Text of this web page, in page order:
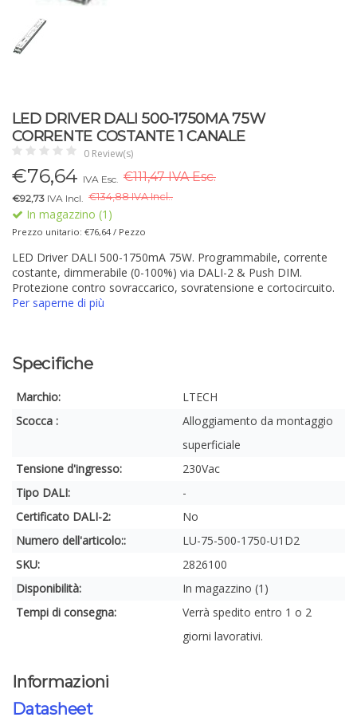
LED DRIVER DALI 500-1750MA 75W
CORRENTE COSTANTE 1 CANALE
0 Review(s)
€76,64 IVA Esc. €111,47 IVA Esc.
€92,73 IVA Incl. €134,88 IVA Incl..
In magazzino (1)
Prezzo unitario: €76,64 / Pezzo
LED Driver DALI 500-1750mA 75W. Programmabile, corrente
costante, dimmerabile (0-100%) via DALI-2 & Push DIM.
Protezione contro sovraccarico, sovratensione e cortocircuito.
Per saperne di più
Specifiche
Marchio:
LTECH
Scocca :
Alloggiamento da montaggio
superficiale
Tensione d'ingresso:
230Vac
Tipo DALI:
-
Certificato DALI-2:
No
Numero dell'articolo::
LU-75-500-1750-U1D2
SKU:
2826100
Disponibilità:
In magazzino (1)
Tempi di consegna:
Verrà spedito entro 1 o 2
giorni lavorativi.
Informazioni
Datasheet